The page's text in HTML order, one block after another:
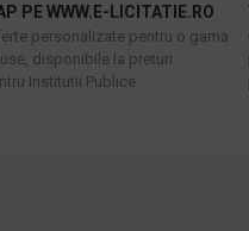
PE WWW.E-LICITATIE.RO
personalizate pentru o gama
disponibile la preturi
Institutii Publice.